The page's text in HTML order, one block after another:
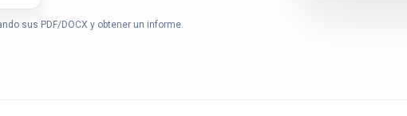
sus PDF/DOCX y obtener un informe.